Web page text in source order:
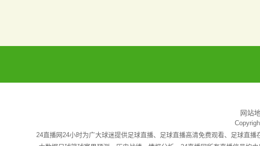
网站
24直播网24小时为广大球迷提供足球直播、足球直播高清免费观看、足球直